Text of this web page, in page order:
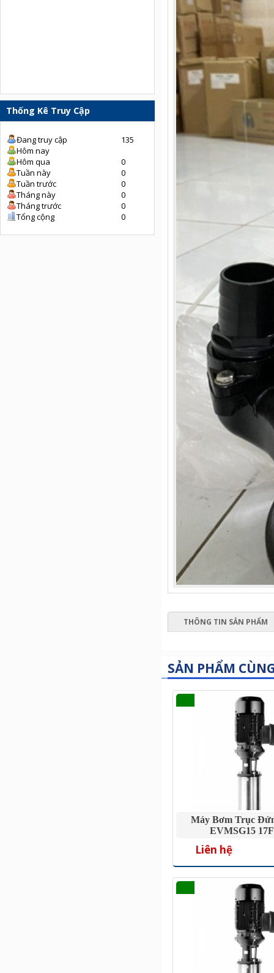
Thống Kê Truy Cập
Đang truy cập
135
Hôm nay
Hôm qua
0
Tuần này
0
Tuần trước
0
Tháng này
0
Tháng trước
0
Tổng cộng
0
THÔNG TIN SẢN PHẨM
SẢN PHẨM
Máy Bơm Trục
EVMSG15
Liên hệ